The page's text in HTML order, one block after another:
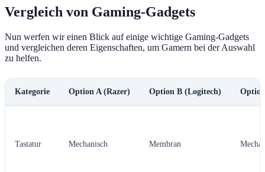
Vergleich von Gaming-Gadgets
Nun werfen wir einen Blick auf einige wichtige Gaming-Gadgets
und vergleichen deren Eigenschaften, um Gamern bei der Auswahl
zu helfen.
Kategorie Option A (Razer) Option B (Logitech)
Tastatur Mechanisch Membran